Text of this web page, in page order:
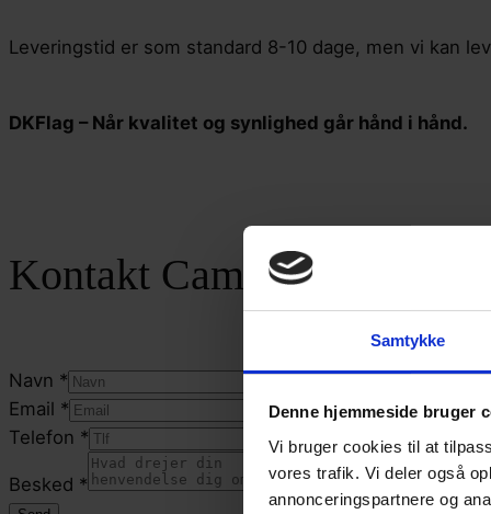
Samtykke
Denne hjemmeside bruger
Vi bruger cookies til at
vores trafik. Vi deler også
annonceringspartnere og
Leveringstid er som standard 8-10 dage, men vi kan
DKFlag – Når kvalitet og synlighed går hånd i hånd.
Kontakt Camilla
Navn *
Email *
Telefon *
Telefon
Besked *